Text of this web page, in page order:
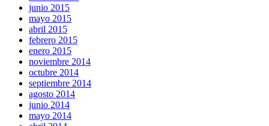
junio 2015
mayo 2015
abril 2015
febrero 2015
enero 2015
noviembre 2014
octubre 2014
septiembre 2014
agosto 2014
junio 2014
mayo 2014